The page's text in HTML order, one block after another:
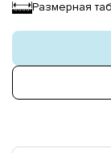
Размерная